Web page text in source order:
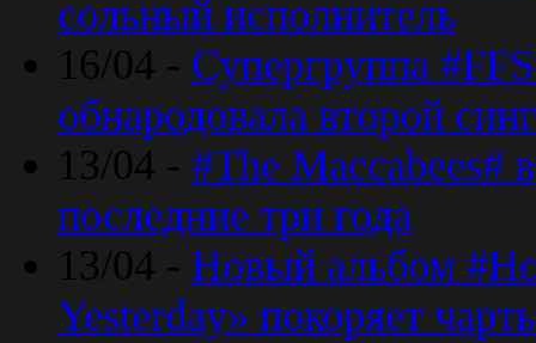
сольный исполнитель
16/04 - Супергруппа
обнародовала второй
13/04 - #The Maccabees#
последние три года
13/04 - Новый альбом
Yesterday» покоряет